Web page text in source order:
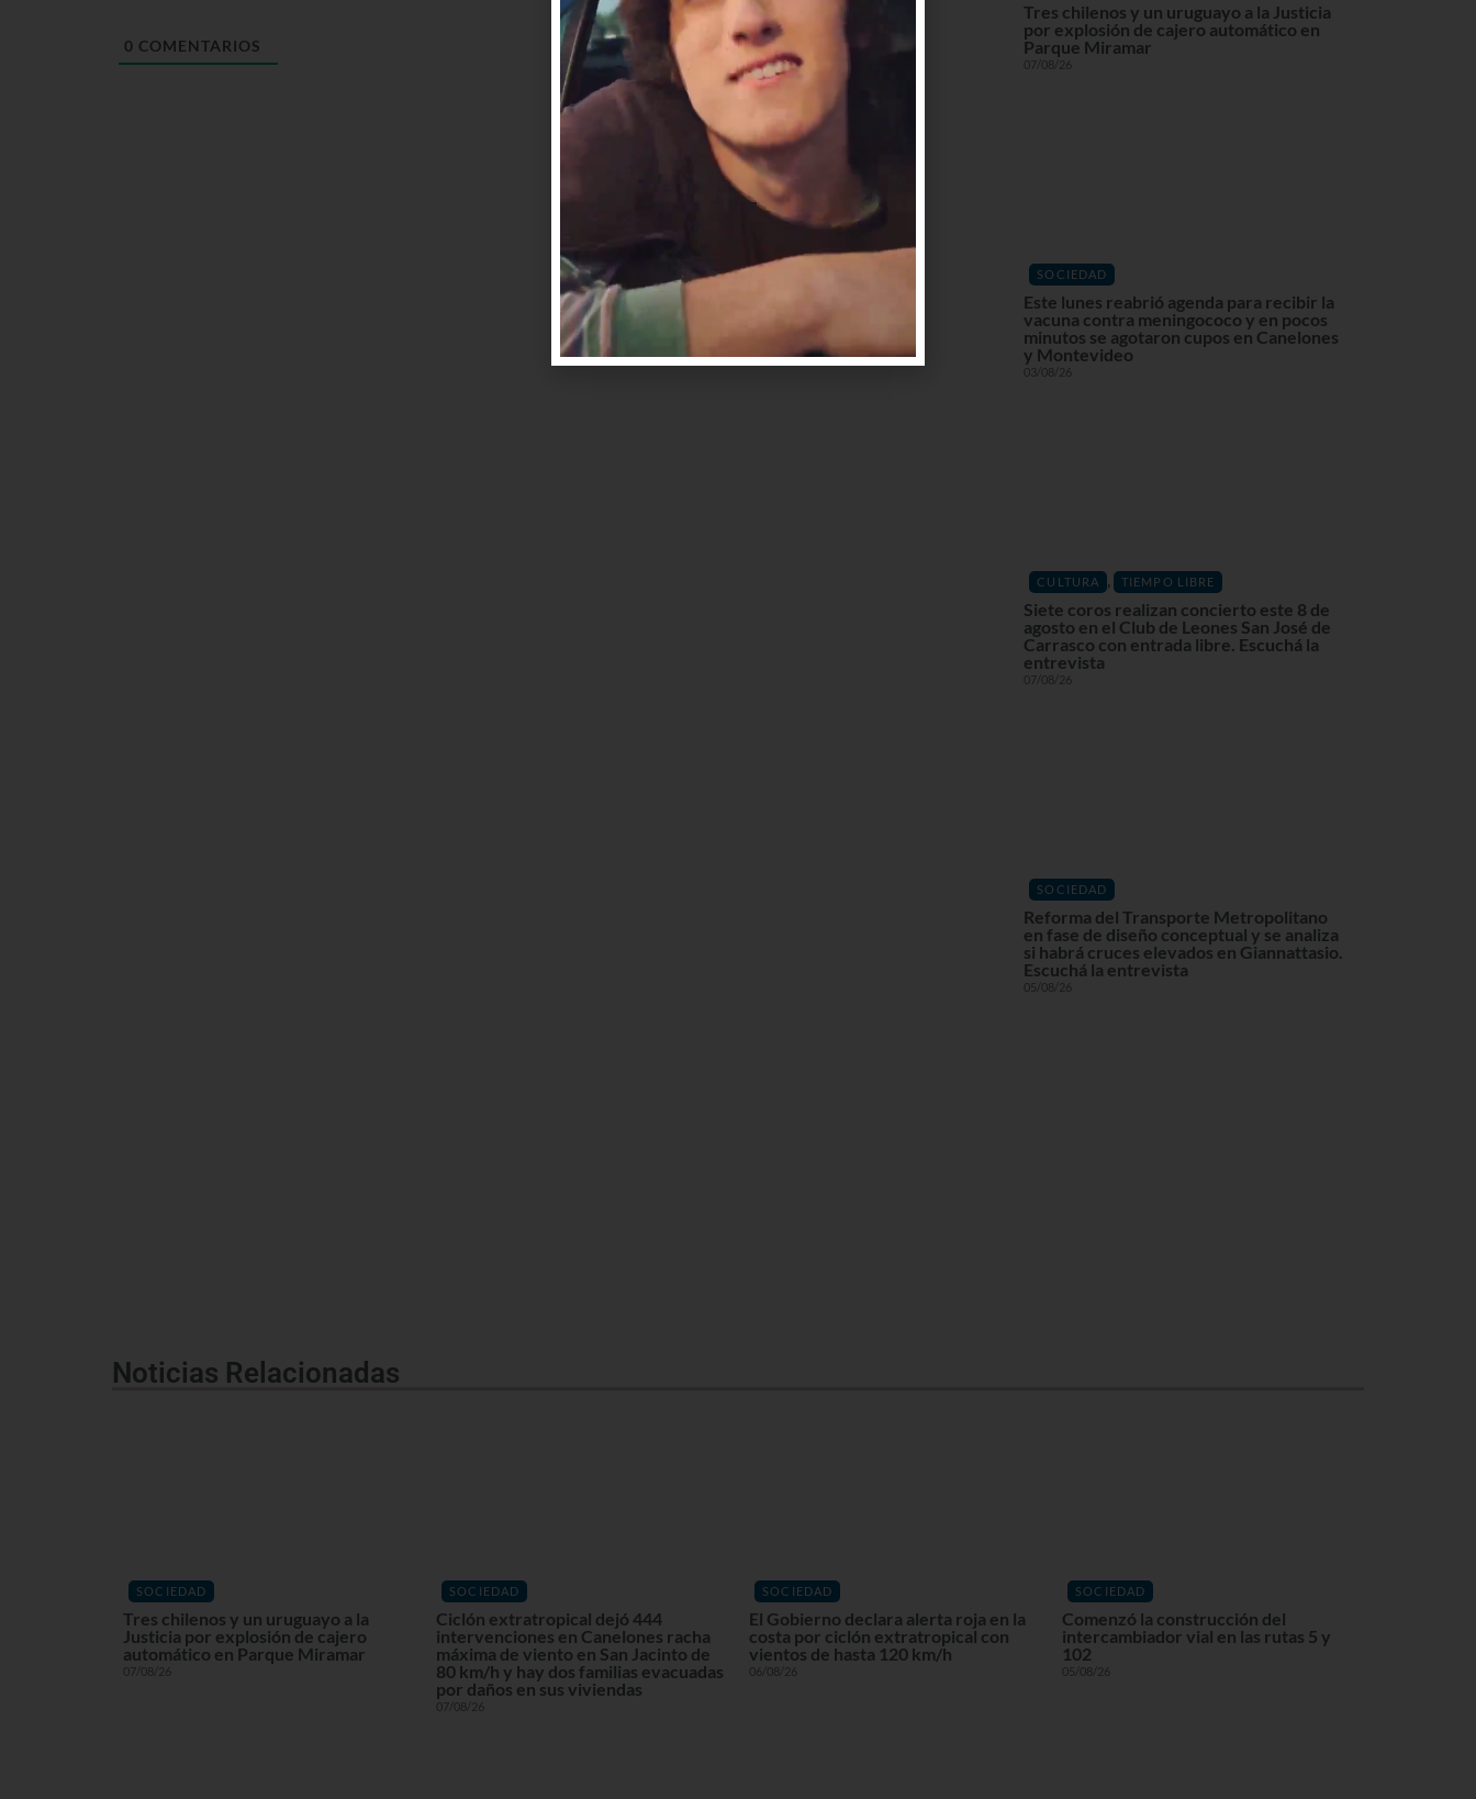
0 COMENTARIOS
Tres chilenos y un uruguayo a la Justicia
por explosión de cajero automático en
Parque Miramar
07/08/26
SOCIEDAD
Este lunes reabrió agenda para recibir la
vacuna contra meningococo y en pocos
minutos se agotaron cupos en Canelones
y Montevideo
03/08/26
CULTURA , TIEMPO LIBRE
Siete coros realizan concierto este 8 de
agosto en el Club de Leones San José de
Carrasco con entrada libre. Escuchá la
entrevista
07/08/26
SOCIEDAD
Reforma del Transporte Metropolitano
en fase de diseño conceptual y se analiza
si habrá cruces elevados en Giannattasio.
Escuchá la entrevista
05/08/26
Noticias Relacionadas
SOCIEDAD
Tres chilenos y un uruguayo a la
Justicia por explosión de cajero
automático en Parque Miramar
07/08/26
SOCIEDAD
Ciclón extratropical dejó 444
intervenciones en Canelones racha
máxima de viento en San Jacinto de
80 km/h y hay dos familias evacuadas
por daños en sus viviendas
07/08/26
SOCIEDAD
El Gobierno declara alerta roja en la
costa por ciclón extratropical con
vientos de hasta 120 km/h
06/08/26
SOCIEDAD
Comenzó la construcción del
intercambiador vial en las rutas 5 y
102
05/08/26